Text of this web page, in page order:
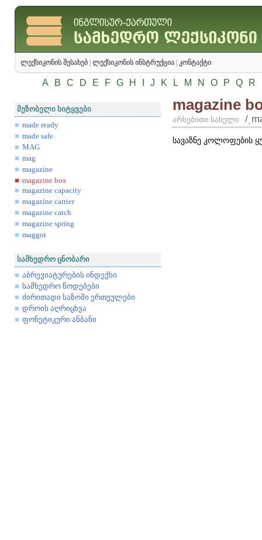
ლექსიკონის შესახებ ლექსიკონის ინსტრუქცია კონტაქტი
A B C D E F G H J K L M N O P Q R
მეზობელი სიტყვები
made ready
made safe
MAG
mag
magazine
magazine box
magazine capacity
magazine carrier
magazine catch
magazine spring
maggot
სამხედრო ცნობარი
აბრევიატურების ინდექსი
სამხედრო წოდებები
ძირითადი საზომი ერთეულები
დროის აღრიცხვა
ფონეტიკური ანბანი
magazine
არსებითი სახელი /
სავაზნე კოლოფების